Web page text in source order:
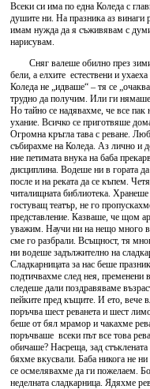
Всеки си има по една Коледа с
душите ни. На празника аз винаги
имам нужда да я съживявам с
нарисувам.
Сняг валеше обилно през
бели, а елхите естествени и
Коледа не „идваше“ – тя се
трудно да получим. Или ги нямаше
Но тайно се надявахме, че все
ухание. Всичко се приготвяше
Огромна кръгла тава с реване.
събирахме на Коледа. Аз лично и
ние петимата внука на баба
дисциплина. Водеше ни в гората
после и на реката да се къпем.
читалищната библиотека.
гостуващ театър, не го
представление. Казваше, че щом
уважим. Научи ни на нещо много
сме го разбрали. Всъщност, тя
ни водеше задължително на
Сладкарницата за нас беше
подтичвахме след нея, пременени
следеше дали поздравяваме
пейките пред къщите. И ето, вече
поръчва шест реванета и шест
беше от бял мрамор и чакахме
поръчваше всеки път все това
обичаше? Насреща, зад
бяхме вкусвали. Баба никога не
се осмелявахме да ги пожелаем.
неделната сладкарница. Ядяхме